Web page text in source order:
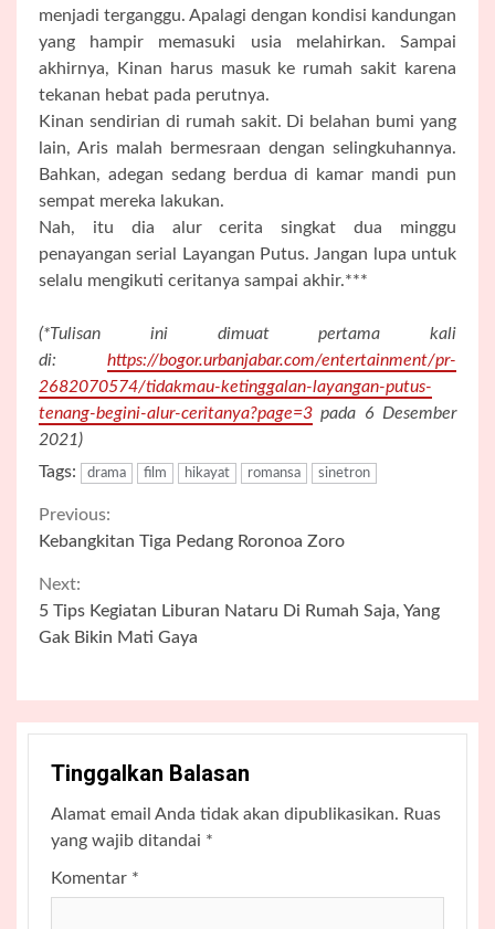
menjadi terganggu. Apalagi dengan kondisi kandungan
yang hampir memasuki usia melahirkan. Sampai
akhirnya, Kinan harus masuk ke rumah sakit karena
tekanan hebat pada perutnya.
Kinan sendirian di rumah sakit. Di belahan bumi yang
lain, Aris malah bermesraan dengan selingkuhannya.
Bahkan, adegan sedang berdua di kamar mandi pun
sempat mereka lakukan.
Nah, itu dia alur cerita singkat dua minggu
penayangan serial Layangan Putus. Jangan lupa untuk
selalu mengikuti ceritanya sampai akhir.***
(*Tulisan ini dimuat pertama kali
di: https://bogor.urbanjabar.com/entertainment/pr-
2682070574/tidakmau-ketinggalan-layangan-putus-
tenang-begini-alur-ceritanya?page=3 pada 6 Desember
2021)
Tags:
drama film hikayat romansa sinetron
Continue
Reading
Previous:
Kebangkitan Tiga Pedang Roronoa Zoro
Next:
5 Tips Kegiatan Liburan Nataru Di Rumah Saja, Yang
Gak Bikin Mati Gaya
Tinggalkan Balasan
Alamat email Anda tidak akan dipublikasikan. Ruas
yang wajib ditandai *
Komentar *